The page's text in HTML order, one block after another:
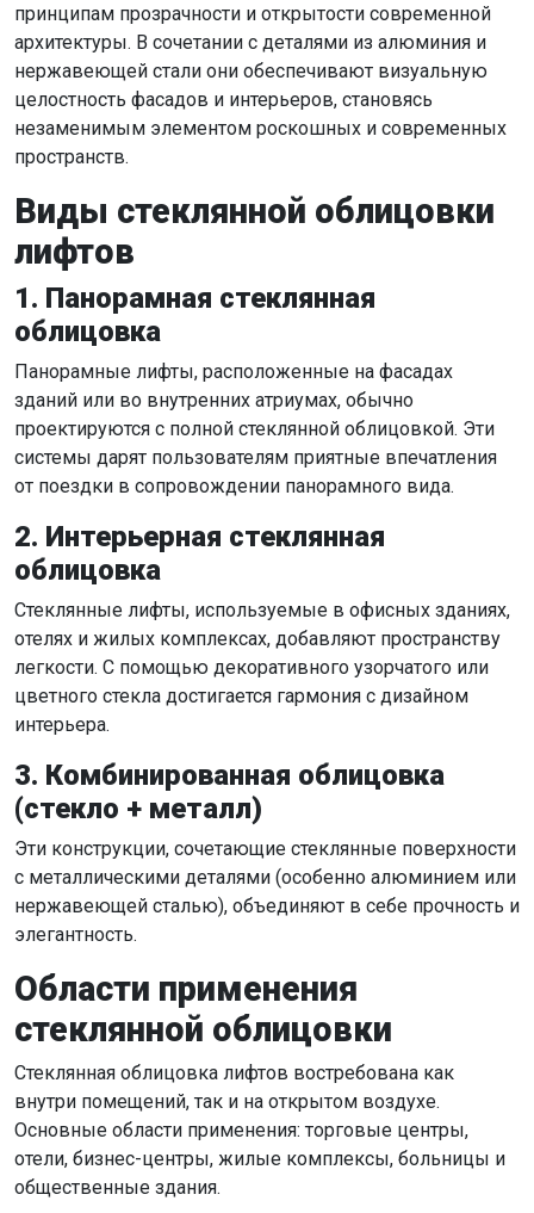
принципам прозрачности и открытости современной
архитектуры. В сочетании с деталями из алюминия и
нержавеющей стали они обеспечивают визуальную
целостность фасадов и интерьеров, становясь
незаменимым элементом роскошных и современных
пространств.
Виды стеклянной облицовки
лифтов
1. Панорамная стеклянная
облицовка
Панорамные лифты, расположенные на фасадах
зданий или во внутренних атриумах, обычно
проектируются с полной стеклянной облицовкой. Эти
системы дарят пользователям приятные впечатления
от поездки в сопровождении панорамного вида.
2. Интерьерная стеклянная
облицовка
Стеклянные лифты, используемые в офисных зданиях,
отелях и жилых комплексах, добавляют пространству
легкости. С помощью декоративного узорчатого или
цветного стекла достигается гармония с дизайном
интерьера.
3. Комбинированная облицовка
(стекло + металл)
Эти конструкции, сочетающие стеклянные поверхности
с металлическими деталями (особенно алюминием или
нержавеющей сталью), объединяют в себе прочность и
элегантность.
Области применения
стеклянной облицовки
Стеклянная облицовка лифтов востребована как
внутри помещений, так и на открытом воздухе.
Основные области применения: торговые центры,
отели, бизнес-центры, жилые комплексы, больницы и
общественные здания.